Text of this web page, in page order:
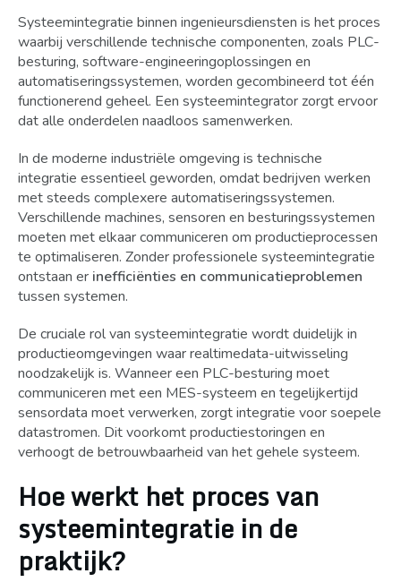
Systeemintegratie binnen ingenieursdiensten is het proces
waarbij verschillende technische componenten, zoals PLC-
besturing, software-engineeringoplossingen en
automatiseringssystemen, worden gecombineerd tot één
functionerend geheel. Een systeemintegrator zorgt ervoor
dat alle onderdelen naadloos samenwerken.
In de moderne industriële omgeving is technische
integratie essentieel geworden, omdat bedrijven werken
met steeds complexere automatiseringssystemen.
Verschillende machines, sensoren en besturingssystemen
moeten met elkaar communiceren om productieprocessen
te optimaliseren. Zonder professionele systeemintegratie
ontstaan er inefficiënties en communicatieproblemen
tussen systemen.
De cruciale rol van systeemintegratie wordt duidelijk in
productieomgevingen waar realtimedata-uitwisseling
noodzakelijk is. Wanneer een PLC-besturing moet
communiceren met een MES-systeem en tegelijkertijd
sensordata moet verwerken, zorgt integratie voor soepele
datastromen. Dit voorkomt productiestoringen en
verhoogt de betrouwbaarheid van het gehele systeem.
Hoe werkt het proces van
systeemintegratie in de
praktijk?